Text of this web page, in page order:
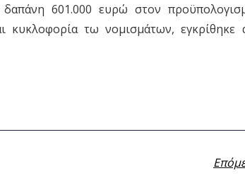
601.000 ευρώ στον
κυκλοφορία τω νομισμάτων, εγκρίθηκε